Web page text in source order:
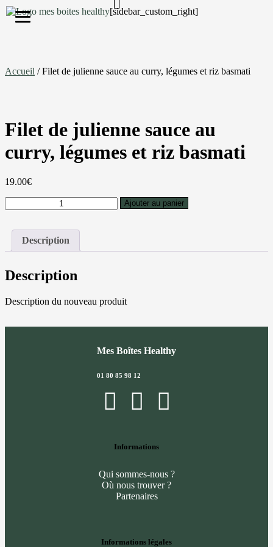
[sidebar_custom_right]
S'inscrire
Accueil / Filet de julienne sauce au curry, légumes et riz basmati
Filet de julienne sauce au
curry, légumes et riz basmati
19.00€
Ajouter au panier
Description
Description
Description du nouveau produit
Mes Boîtes Healthy
01 80 85 98 12
Informations
Qui sommes-nous ?
Où nous trouver ?
Partenaires
Informations légales